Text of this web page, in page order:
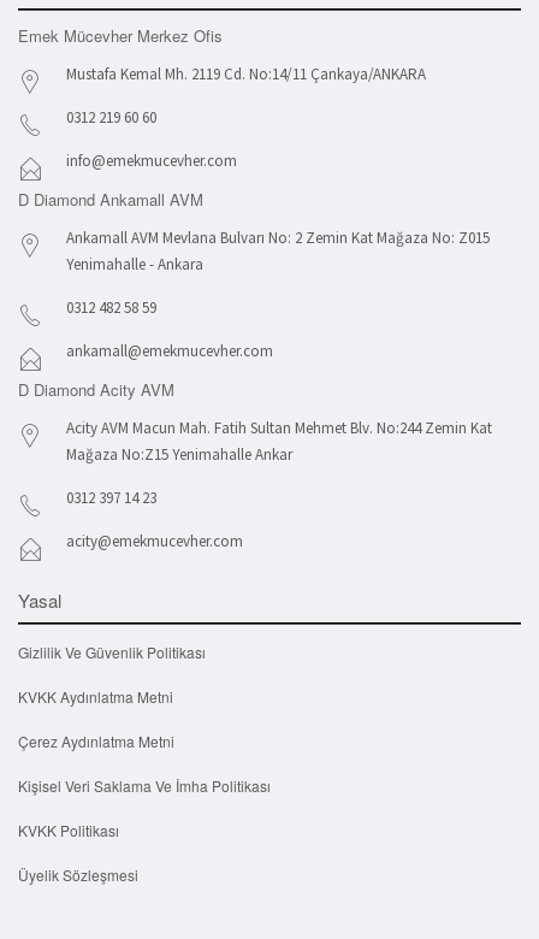
Emek Mücevher Merkez Ofis
Mustafa Kemal Mh. 2119 Cd. No:14/11 Çankaya/ANKARA
0312 219 60 60
info@emekmucevher.com
D Diamond Ankamall AVM
Ankamall AVM Mevlana Bulvarı No: 2 Zemin Kat Mağaza No: Z015
Yenimahalle - Ankara
0312 482 58 59
ankamall@emekmucevher.com
D Diamond Acity AVM
Acity AVM Macun Mah. Fatih Sultan Mehmet Blv. No:244 Zemin Kat
Mağaza No:Z15 Yenimahalle Ankar
0312 397 14 23
acity@emekmucevher.com
Yasal
Gizlilik Ve Güvenlik Politikası
KVKK Aydınlatma Metni
Çerez Aydınlatma Metni
Kişisel Veri Saklama Ve İmha Politikası
KVKK Politikası
Üyelik Sözleşmesi